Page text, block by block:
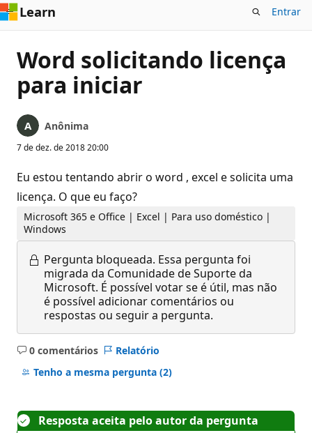
Learn Entrar
Word solicitando licença
para iniciar
Anônima
7 de dez. de 2018 20:00
Eu estou tentando abrir o word , excel e solicita uma
licença. O que eu faço?
Microsoft 365 e Office | Excel | Para uso doméstico |
Windows
Pergunta bloqueada. Essa pergunta foi
migrada da Comunidade de Suporte da
Microsoft. É possível votar se é útil, mas não
é possível adicionar comentários ou
respostas ou seguir a pergunta.
0 comentários
Sem
comentários
Relatório
Tenho a mesma pergunta (2)
Resposta aceita pelo autor da pergunta